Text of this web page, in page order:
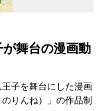
舞台の漫画動
子を舞台にした漫画
りんね）」の作品制